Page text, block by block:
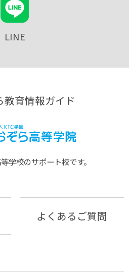
LINE
教育情報ガイド
学校のサポート校です。
よくあるご質問